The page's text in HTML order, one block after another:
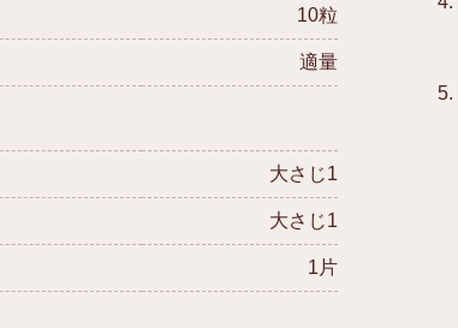
10粒
適量
大さじ1
大さじ1
1片